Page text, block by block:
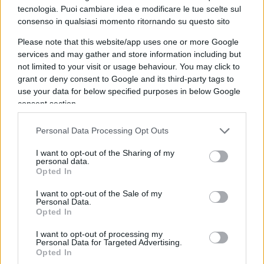
tecnologia. Puoi cambiare idea e modificare le tue scelte sul
consenso in qualsiasi momento ritornando su questo sito
Please note that this website/app uses one or more Google
services and may gather and store information including but
not limited to your visit or usage behaviour. You may click to
grant or deny consent to Google and its third-party tags to
use your data for below specified purposes in below Google
consent section.
Personal Data Processing Opt Outs
I want to opt-out of the Sharing of my
personal data.
Opted In
I want to opt-out of the Sale of my
Personal Data.
Opted In
I want to opt-out of processing my
Personal Data for Targeted Advertising.
Opted In
E allora, in tal senso, sorgono diversi parallelismi
da fare. Ad esempio, il paragone conGeorge
Floydè inevitabile e rivelatore. Nel 2020, a
Minneapolis, l’afroamericano George Floyd morì
sotto il ginocchio dell’agente Derek Chauvin
mentre ripeteva “I can’t breathe”. Il video scatenò
solidarietà istituzionale.
E proprio a Londra, la Metropolitan Police si
inginocchiò pubblicamente in appoggio alle
manifestazioni, simbolo di alleanza con le
celebrità e governi occidentali amplificarono il
caso come emblema di oppressione razziale.